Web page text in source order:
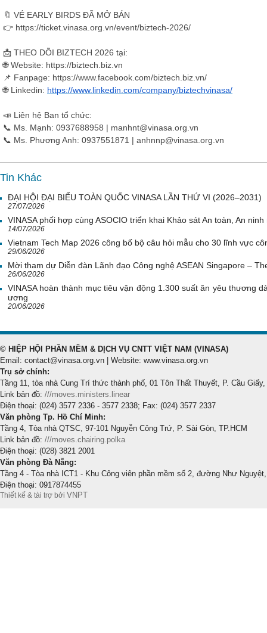
🔖 VÉ EARLY BIRDS ĐÃ MỞ BÁN
👉 https://ticket.vinasa.org.vn/event/biztech-2026/
📩 THEO DÕI BIZTECH 2026 tại:
🌐 Website: https://biztech.biz.vn
📌 Fanpage: https://www.facebook.com/biztech.biz.vn/
🌐 Linkedin: https://www.linkedin.com/company/biztechvinasa/
📣 Liên hệ Ban tổ chức:
📞 Ms. Mạnh: 0937688958 | manhnt@vinasa.org.vn
📞 Ms. Phương Anh: 0937551871 | anhnnp@vinasa.org.vn
Tin Khác
ĐẠI HỘI ĐẠI BIỂU TOÀN QUỐC VINASA LẦN THỨ VI (2026–2031)
27/07/2026
VINASA phối hợp cùng ASOCIO triển khai Khảo sát An toàn, An
14/07/2026
Vietnam Tech Map 2026 công bố bộ câu hỏi mẫu cho 30 lĩnh vực
29/06/2026
Mời tham dự Diễn đàn Lãnh đạo Công nghệ ASEAN Singapore –
26/06/2026
VINASA hoàn thành mục tiêu vận động 1.300 suất ăn yêu thương
ương
20/06/2026
© HIỆP HỘI PHẦN MỀM & DỊCH VỤ CNTT VIỆT NAM (VINASA)
Email: contact@vinasa.org.vn | Website: www.vinasa.org.vn
Trụ sở chính:
Tầng 11, tòa nhà Cung Trí thức thành phố, 01 Tôn Thất Thuyết, P. Cầu Giấy,
Link bản đồ: ///moves.ministers.linear
Điện thoại: (024) 3577 2336 - 3577 2338; Fax: (024) 3577 2337
Văn phòng Tp. Hồ Chí Minh:
Tầng 4, Tòa nhà QTSC, 97-101 Nguyễn Công Trứ, P. Sài Gòn, TP.HCM
Link bản đồ: ///moves.chairing.polka
Điện thoại: (028) 3821 2001
Văn phòng Đà Nẵng:
Tầng 4 - Tòa nhà ICT1 - Khu Công viên phần mềm số 2, đường Như
Điện thoại: 0917874455
Thiết kế & tài trợ bởi VNPT